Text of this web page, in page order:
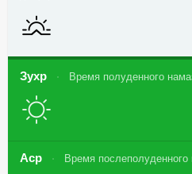
Зухр Время полуденного
Аср Время послеполуденного